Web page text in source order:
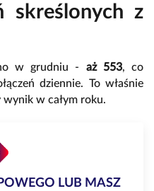
skreślonych z
w grudniu - aż 553, co
dziennie. To właśnie
wynik w całym roku.
LUB MASZ